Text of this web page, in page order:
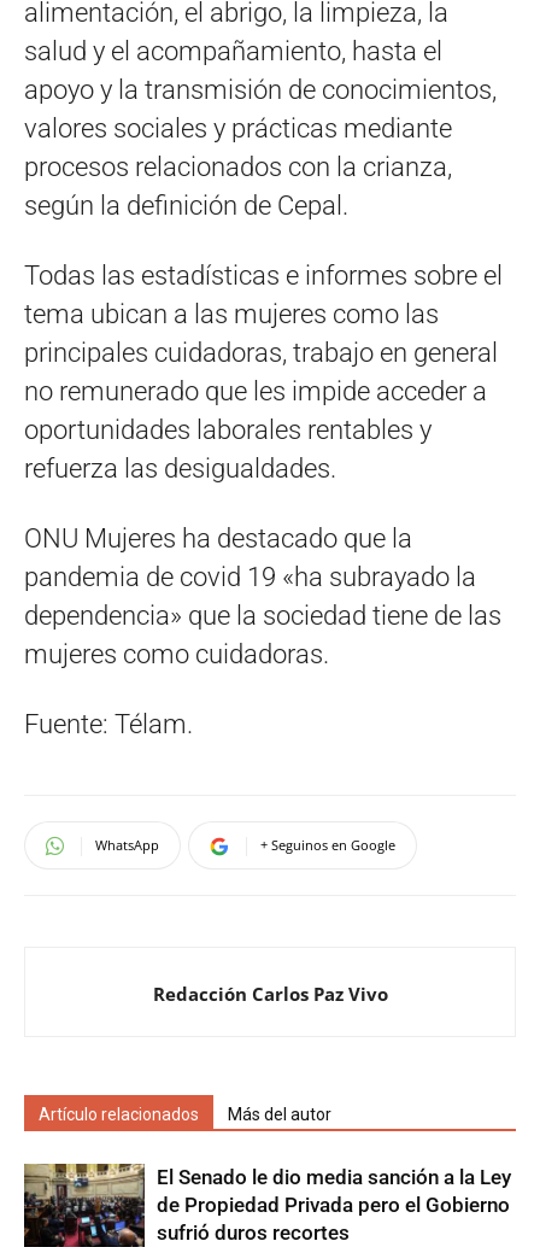
alimentación, el abrigo, la limpieza, la
salud y el acompañamiento, hasta el
apoyo y la transmisión de conocimientos,
valores sociales y prácticas mediante
procesos relacionados con la crianza,
según la definición de Cepal.
Todas las estadísticas e informes sobre el
tema ubican a las mujeres como las
principales cuidadoras, trabajo en general
no remunerado que les impide acceder a
oportunidades laborales rentables y
refuerza las desigualdades.
ONU Mujeres ha destacado que la
pandemia de covid 19 «ha subrayado la
dependencia» que la sociedad tiene de las
mujeres como cuidadoras.
Fuente: Télam.
WhatsApp + Seguinos en Google
Redacción Carlos Paz Vivo
Artículo relacionados Más del autor
El Senado le dio media sanción a la Ley
de Propiedad Privada pero el Gobierno
sufrió duros recortes